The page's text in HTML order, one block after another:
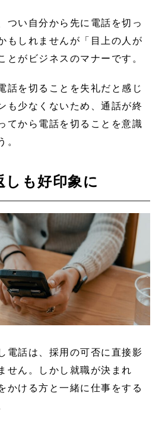
つい自分から先に電話を切っ
もしれませんが「目上の人が
とがビジネスのマナーです。
話を切ることを失礼だと感じ
も少なくないため、通話が終
てから電話を切ることを意識
。
しも好印象に
電話は、採用の可否に直接影
せん。しかし就職が決まれ
かける方と一緒に仕事をする